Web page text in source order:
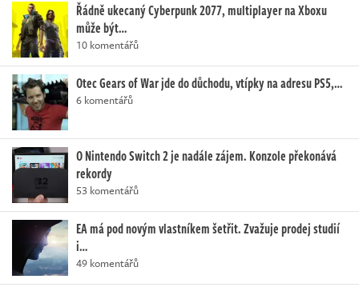
Řádně ukecaný Cyberpunk 2077, multiplayer na Xboxu
může být…
10 komentářů
Otec Gears of War jde do důchodu, vtípky na adresu PS5,…
6 komentářů
O Nintendo Switch 2 je nadále zájem. Konzole překonává
rekordy
53 komentářů
EA má pod novým vlastníkem šetřit. Zvažuje prodej studií
i…
49 komentářů